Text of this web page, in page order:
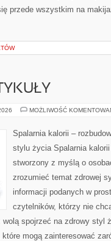
przede wszystkim na
MOŻLIWOŚĆ
Spalarnia kalorii –
stylu życia Spalarnia
stworzony z myślą o
zrozumieć temat zdrowej
informacji podanych w
czytelników, którzy nie
spojrzeć na zdrowy styl
mogą zainteresować